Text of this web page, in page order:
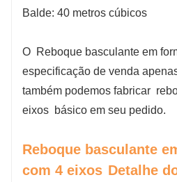
Balde: 40 metros cúbicos
O Reboque basculante em
especificação de venda
também podemos fabricar
eixos básico em seu pedido.
Reboque basculante
com 4 eixos Detalhe